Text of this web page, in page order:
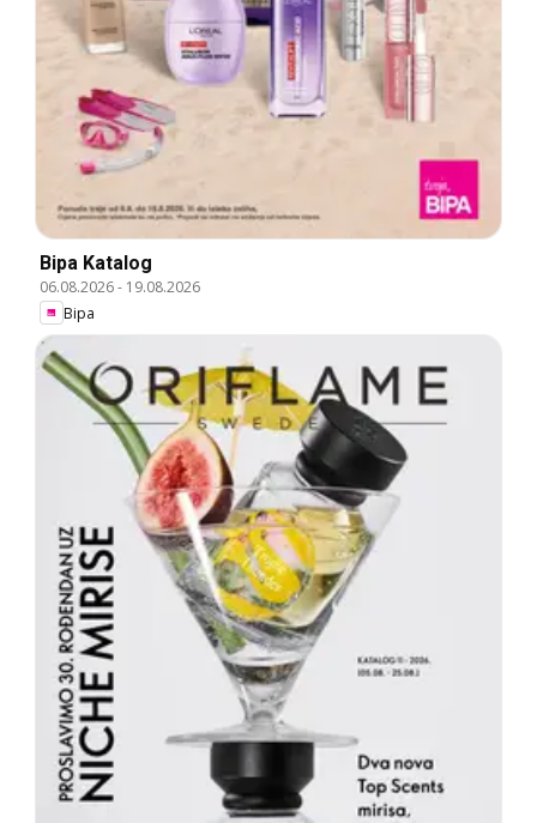
Bipa Katalog
06.08.2026- 19.08.2026
Bipa